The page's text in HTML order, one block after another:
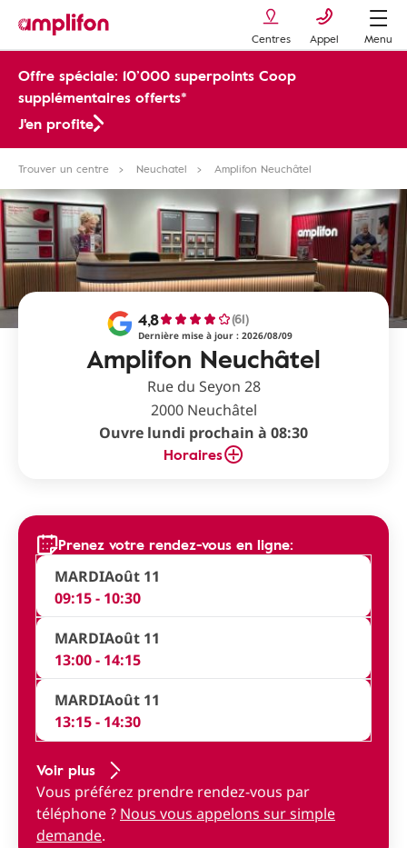
Centres Appel Menu
Offre spéciale: 10’000 superpoints Coop
supplémentaires offerts*
J'en profite
Trouver un centre Neuchatel Amplifon Neuchâtel
Amplifon Neuchâtel
4,8 (61)
Dernière mise à jour : 2026/08/09
Rue du Seyon 28
2000 Neuchâtel
Ouvre lundi prochain à 08:30
Horaires
Prenez votre rendez-vous en ligne:
MARDIAoût 11
09:15 - 10:30
MARDIAoût 11
13:00 - 14:15
MARDIAoût 11
13:15 - 14:30
Voir plus
Vous préférez prendre rendez-vous par
téléphone ? Nous vous appelons sur simple
demande.